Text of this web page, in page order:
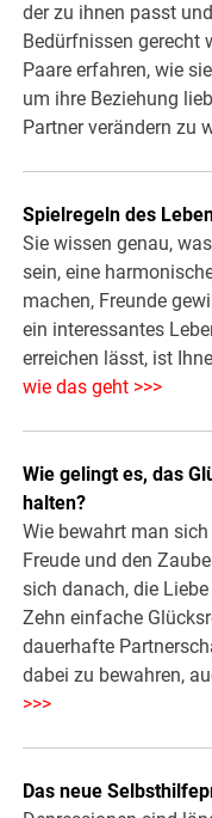
der zu ihnen passt
Bedürfnissen gerecht
Paare erfahren, wie
um ihre Beziehung
Partner verändern zu
Spielregeln des
Sie wissen genau,
sein, eine
machen, Freunde
ein interessantes
erreichen lässt, ist
wie das geht >>>
Wie gelingt es, das
halten?
Wie bewahrt man
Freude und den
sich danach, die
Zehn einfache
dauerhafte
dabei zu bewahren,
>>>
Das neue